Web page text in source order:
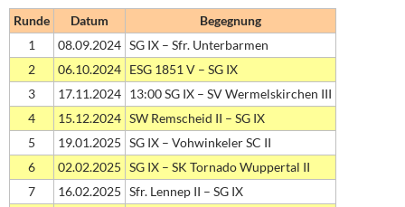
Runde Datum
Begegnung
1
08.09.2024 SG IX – Sfr. Unterbarmen
2
06.10.2024 ESG 1851 V – SG IX
3
17.11.2024 13:00 SG IX – SV Wermelskirchen III
4
15.12.2024 SW Remscheid II – SG IX
5
19.01.2025 SG IX – Vohwinkeler SC II
6
02.02.2025 SG IX – SK Tornado Wuppertal II
7
16.02.2025 Sfr. Lennep II – SG IX